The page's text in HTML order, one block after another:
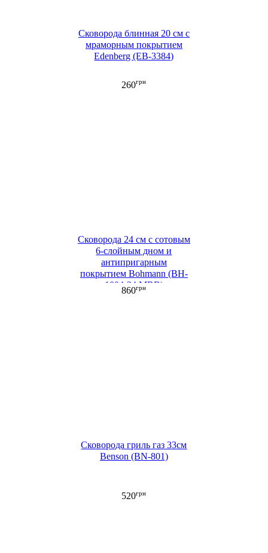
Сковорода блинная 20 см с
мраморным покрытием
Edenberg (EB-3384)
260грн
Сковорода 24 см c сотовым
6-слойным дном и
антипригарным
покрытием Bohmann (BH-
1004-24 MRB)
860грн
Сковорода гриль газ 33см
Benson (BN-801)
520грн